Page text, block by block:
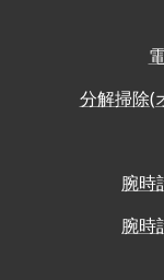
分解掃除(
腕時
腕時